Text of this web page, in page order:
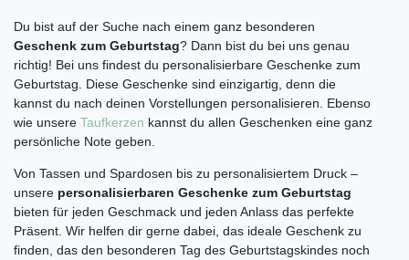
Du bist auf der Suche nach einem ganz besonderen
Geschenk zum Geburtstag? Dann bist du bei uns genau
richtig! Bei uns findest du personalisierbare Geschenke zum
Geburtstag. Diese Geschenke sind einzigartig, denn die
kannst du nach deinen Vorstellungen personalisieren. Ebenso
wie unsere Taufkerzen kannst du allen Geschenken eine ganz
persönliche Note geben.
Von Tassen und Spardosen bis zu personalisiertem Druck –
unsere personalisierbaren Geschenke zum Geburtstag
bieten für jeden Geschmack und jeden Anlass das perfekte
Präsent. Wir helfen dir gerne dabei, das ideale Geschenk zu
finden, das den besonderen Tag des Geburtstagskindes noch